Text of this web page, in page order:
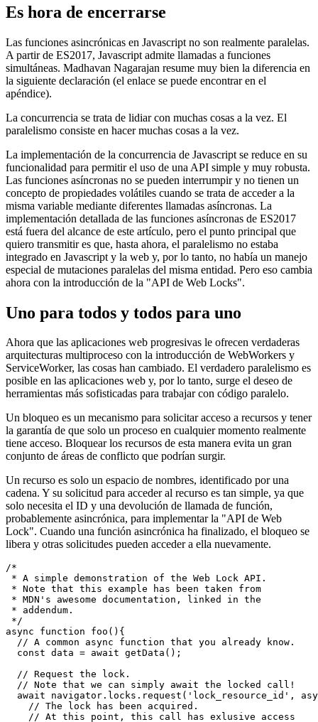
Coordinar el trabajo y el uso de recursos entre diferentes procesos.
24 de abril de 2021
Es hora de encerrarse
A partir de ES2017, Javascript admite llamadas a funciones
simultáneas. Madhavan Nagarajan resume muy bien la diferencia en
apéndice).
La concurrencia se trata de lidiar con muchas cosas a la vez. El
paralelismo consiste en hacer muchas cosas a la vez.
La implementación de la concurrencia de Javascript se reduce en su
funcionalidad para permitir el uso de una API simple y muy robusta.
Las funciones asíncronas no se pueden interrumpir y no tienen un
concepto de propiedades volátiles cuando se trata de acceder a la
misma variable mediante diferentes llamadas asíncronas. La
implementación detallada de las funciones asíncronas de ES2017
quiero transmitir es que, hasta ahora, el paralelismo no estaba
integrado en Javascript y la web y, por lo tanto, no había un manejo
ahora con la introducción de la "API de Web Locks".
Uno para todos y todos para uno
arquitecturas multiproceso con la introducción de WebWorkers y
ServiceWorker, las cosas han cambiado. El verdadero paralelismo es
posible en las aplicaciones web y, por lo tanto, surge el deseo de
herramientas más sofisticadas para trabajar con código paralelo.
Un bloqueo es un mecanismo para solicitar acceso a recursos y tener
la garantía de que solo un proceso en cualquier momento realmente
tiene acceso. Bloquear los recursos de esta manera evita un gran
conjunto de áreas de conflicto que podrían surgir.
Un recurso es solo un espacio de nombres, identificado por una
solo necesita el ID y una devolución de llamada de función,
probablemente asincrónica, para implementar la "API de Web
Lock". Cuando una función asincrónica ha finalizado, el bloqueo se
libera y otras solicitudes pueden acceder a ella nuevamente.
/*
* A simple demonstration of the Web Lock API.
* Note that this example has been taken from
* addendum.
*/
async function foo(){
  // A common async function that you already know.
  const data = await getData();